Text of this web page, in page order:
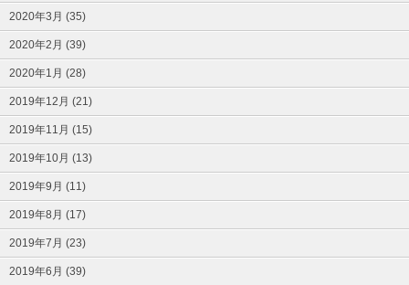
2020年3月 (35)
2020年2月 (39)
2020年1月 (28)
2019年12月 (21)
2019年11月 (15)
2019年10月 (13)
2019年9月 (11)
2019年8月 (17)
2019年7月 (23)
2019年6月 (39)